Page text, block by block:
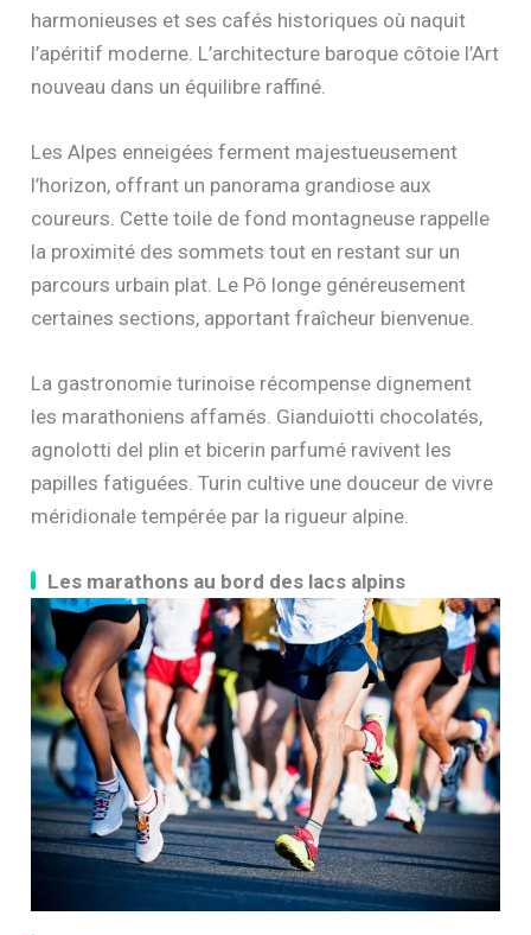
harmonieuses et ses cafés historiques où naquit
l’apéritif moderne. L’architecture baroque côtoie l’Art
nouveau dans un équilibre raffiné.
Les Alpes enneigées ferment majestueusement
l’horizon, offrant un panorama grandiose aux
coureurs. Cette toile de fond montagneuse rappelle
la proximité des sommets tout en restant sur un
parcours urbain plat. Le Pô longe généreusement
certaines sections, apportant fraîcheur bienvenue.
La gastronomie turinoise récompense dignement
les marathoniens affamés. Gianduiotti chocolatés,
agnolotti del plin et bicerin parfumé ravivent les
papilles fatiguées. Turin cultive une douceur de vivre
méridionale tempérée par la rigueur alpine.
Les marathons au bord des lacs alpins